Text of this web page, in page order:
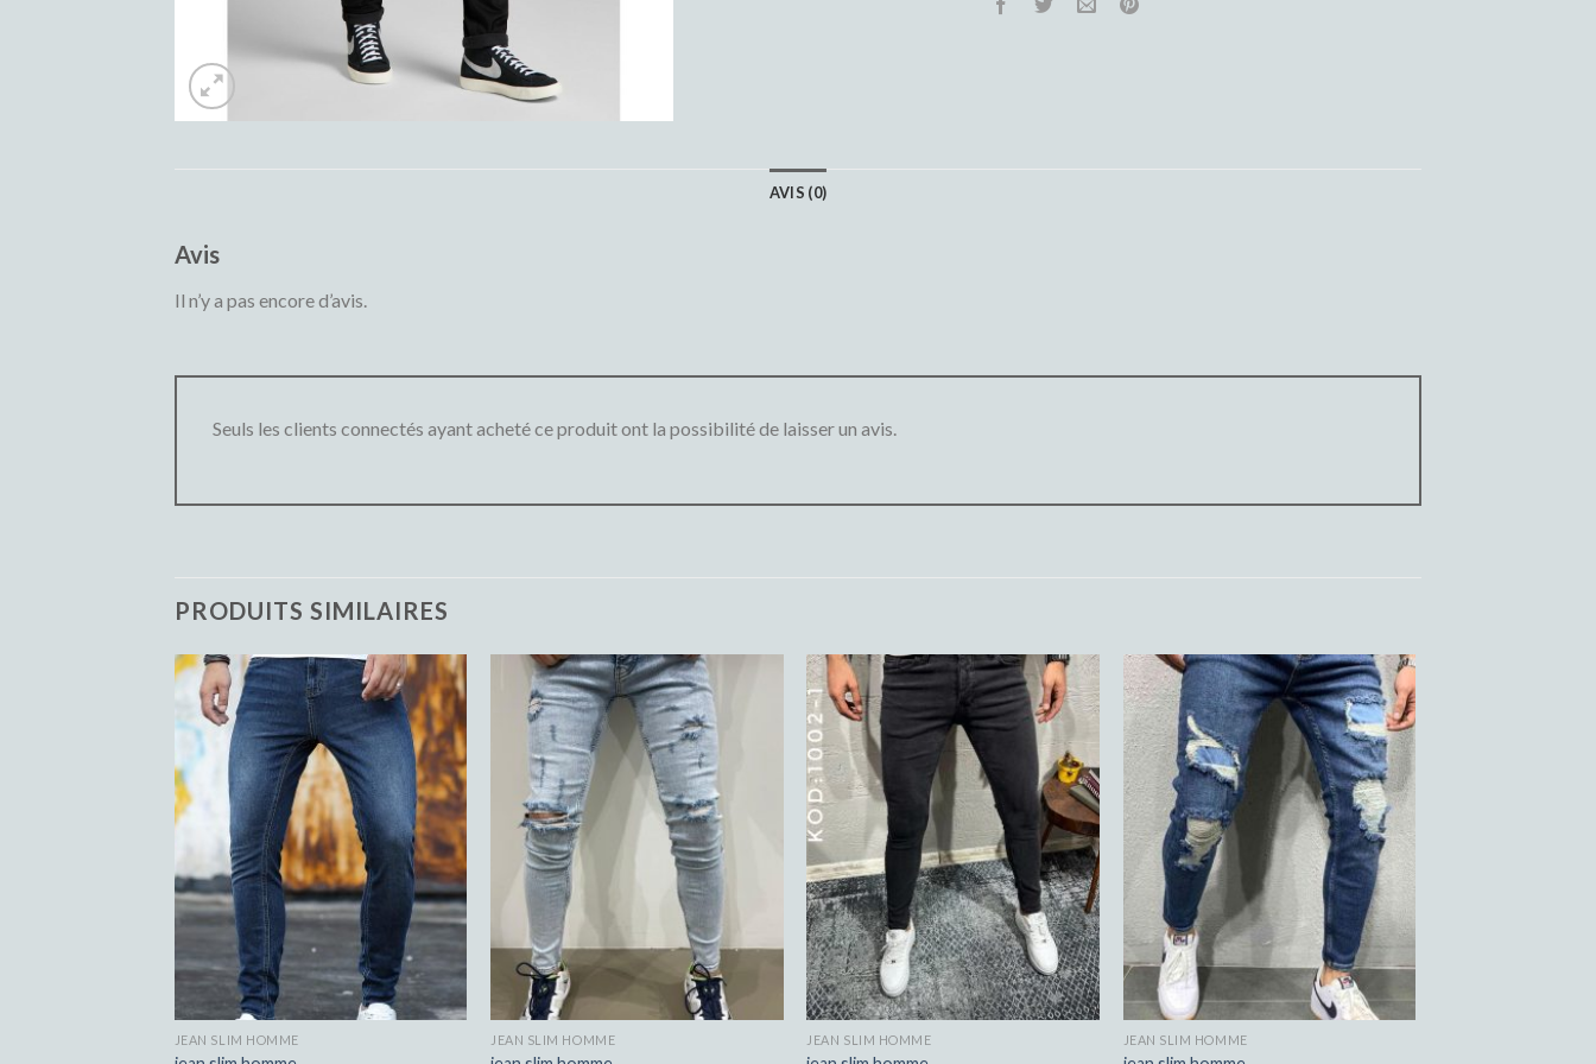
AVIS (0)
Avis
Il n’y a pas encore d’avis.
Seuls les clients connectés ayant acheté ce produit ont la possibilité de laisser un avis.
PRODUITS SIMILAIRES
JEAN SLIM HOMME JEAN SLIM HOMME JEAN SLIM HOMME JEAN SLIM HOMME